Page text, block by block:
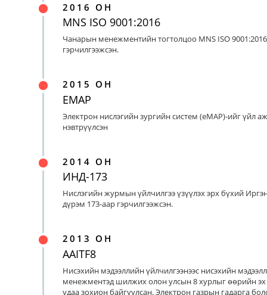
2016 ОН
MNS ISO 9001:2016
Чанарын менежментийн тогтолцоо MNS ISO
гэрчилгээжсэн.
2015 ОН
EMAP
Электрон нислэгийн зургийн систем (eMAP)-ийг үйл
нэвтрүүлсэн
2014 ОН
ИНД-173
Нислэгийн журмын үйлчилгээ үзүүлэх эрх бүхий
дүрэм 173-аар гэрчилгээжсэн.
2013 ОН
AAITF8
Нисэхийн мэдээллийн үйлчилгээнээс нисэхийн
менежментэд шилжих олон улсын 8 хурлыг өөрийн
удаа зохион байгуулсан. Электрон газрын гадарга